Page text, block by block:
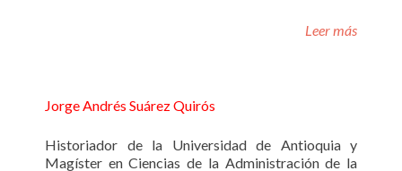
Leer más
Jorge Andrés Suárez Quirós
Historiador de la Universidad de Antioquia y
Magíster en Ciencias de la Administración de la